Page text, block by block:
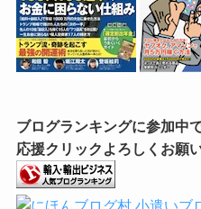
ブログランキングに参加中で
応援クリックよろしくお願